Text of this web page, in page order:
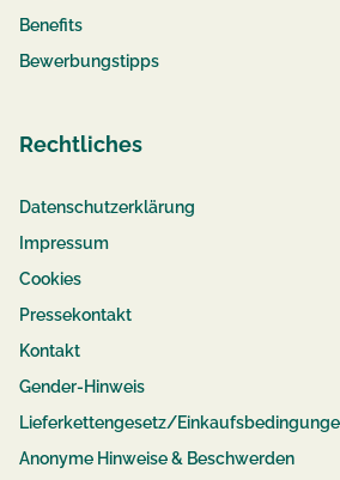
Benefits
Bewerbungstipps
Rechtliches
Datenschutzerklärung
Impressum
Cookies
Pressekontakt
Kontakt
Gender-Hinweis
Lieferkettengesetz/
Anonyme Hinweise & Beschwerden